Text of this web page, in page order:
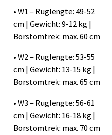
• W1 – Ruglengte: 49-52
cm | Gewicht: 9-12 kg |
Borstomtrek: max. 60 cm
• W2 – Ruglengte: 53-55
cm | Gewicht: 13-15 kg |
Borstomtrek: max. 65 cm
• W3 – Ruglengte: 56-61
cm | Gewicht: 16-18 kg |
Borstomtrek: max. 70 cm